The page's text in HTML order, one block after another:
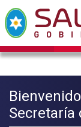
Secretaría